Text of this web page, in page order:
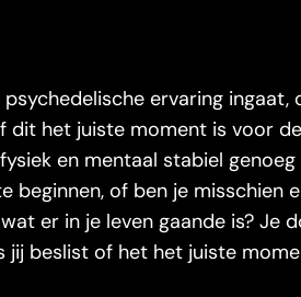
ervaring ingaat,
dit het juiste moment is voor
en mentaal stabiel genoeg
beginnen, of ben je misschien
er in je leven gaande is? Je
jij beslist of het het juiste